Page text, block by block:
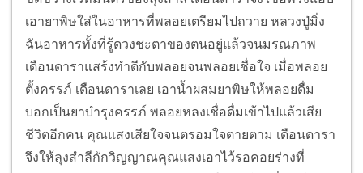
เอายาพิษใส่ในอาหารที่พลอยเตรียมไปถวาย หลวงปู่มิ่ง
ฉันอาหารทั้งที่รู้ดวงชะตาของตนอยู่แล้วจนมรณภาพ
เดือนดาราแสร้งทำดีกับพลอยจนพลอยเชื่อใจ เมื่อพลอย
ตั้งครรภ์ เดือนดาราเลย เอาน้ำผสมยาพิษให้พลอยดื่ม
บอกเป็นยาบำรุงครรภ์ พลอยหลงเชื่อดื่มเข้าไปแล้วเสีย
ชีวิตอีกคน คุณแสงเสียใจจนตรอมใจตายตาม เดือนดารา
จึงให้ลุงสำลีกักวิญญาณคุณแสงเอาไว้รอคอยร่างที่